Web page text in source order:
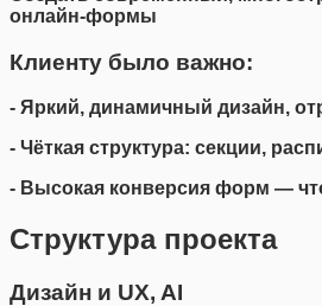
онлайн-формы
Клиенту было важно:
- Яркий, динамичный дизайн,
- Чёткая структура: секции,
- Высокая конверсия форм —
Структура проекта
Дизайн и UX, AI